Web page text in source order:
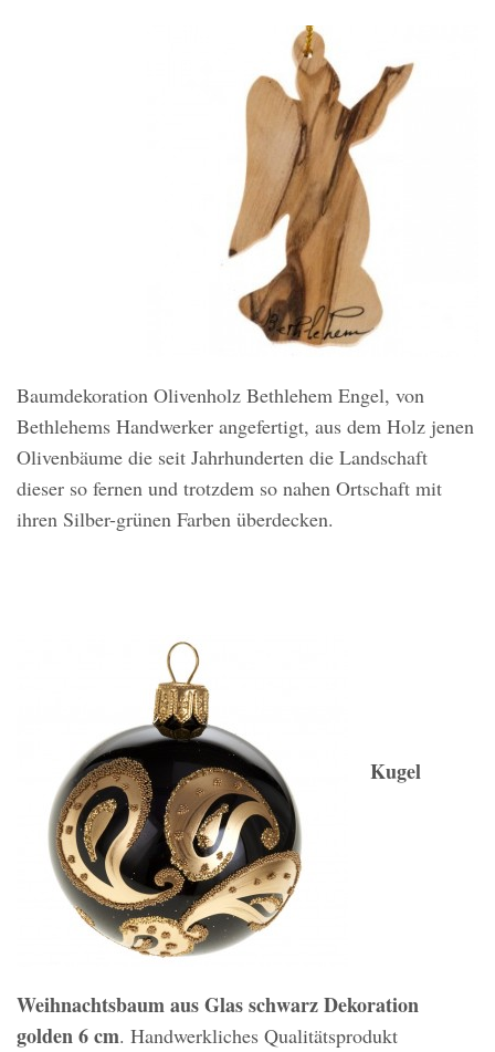
Baumdekoration Olivenholz Bethlehem Engel, von
Bethlehems Handwerker angefertigt, aus dem Holz jenen
Olivenbäume die seit Jahrhunderten die Landschaft
dieser so fernen und trotzdem so nahen Ortschaft mit
ihren Silber-grünen Farben überdecken.
Kugel
Weihnachtsbaum aus Glas schwarz Dekoration
golden 6 cm. Handwerkliches Qualitätsprodukt